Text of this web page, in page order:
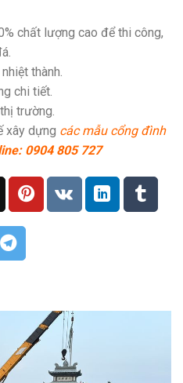
chất lượng cao để thi công,
thành.
chi tiết.
trường.
xây dựng các mẫu cổng đình
0904 805 727